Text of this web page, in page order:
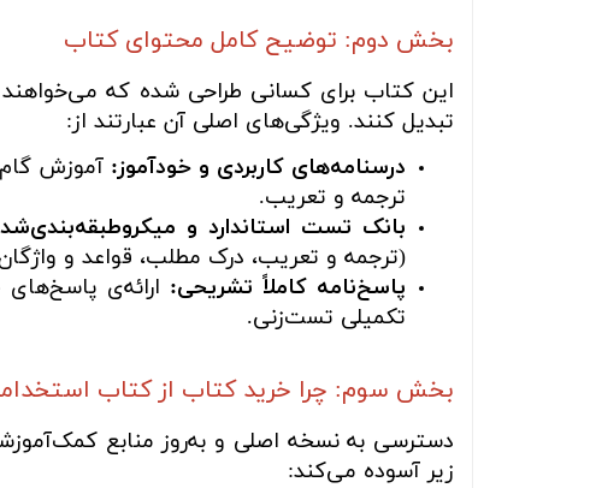
بخش دوم: توضیح کامل محتوای کتاب
این کتاب برای کسانی طراحی شده که
تبدیل کنند. ویژگی‌های اصلی آن عبارتند از:
درسنامه‌های کاربردی و خودآموز: آموزش
ترجمه و تعریب.
بانک تست استاندارد و
(ترجمه و تعریب، درک مطلب، قواعد و
پاسخ‌نامه کاملاً تشریحی: ارائه‌ی
تکمیلی تست‌زنی.
بخش سوم: چرا خرید کتاب از کتاب
دسترسی به نسخه اصلی و به‌روز منابع
زیر آسوده می‌کند: